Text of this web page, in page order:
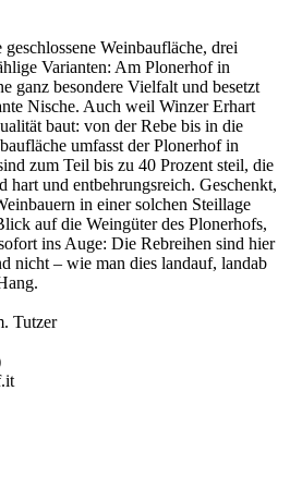
Weinbaufläche, drei
Varianten: Am Plonerhof in
ganz besondere Vielfalt und besetzt
Nische. Auch weil Winzer Erhart
baut: von der Rebe bis in die
umfasst der Plonerhof in
zum Teil bis zu 40 Prozent steil, die
hart und entbehrungsreich. Geschenkt,
in einer solchen Steillage
auf die Weingüter des Plonerhofs,
ins Auge: Die Rebreihen sind hier
nicht – wie man dies landauf, landab
Tutzer